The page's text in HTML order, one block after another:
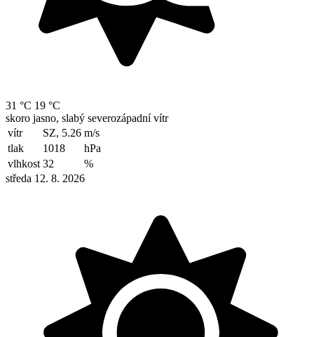
31 °C 19 °C
skoro jasno, slabý severozápadní vítr
vítr
SZ, 5.26 m/s
tlak
1018
hPa
vlhkost 32
%
středa 12. 8. 2026